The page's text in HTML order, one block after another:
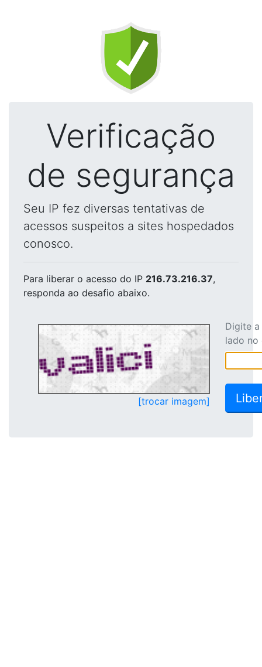
Verificação
de segurança
Seu IP fez diversas tentativas de
acessos suspeitos a sites hospedados
conosco.
Para liberar o acesso do IP 216.73.216.37,
responda ao desafio abaixo.
[trocar imagem]
Digite
lado no